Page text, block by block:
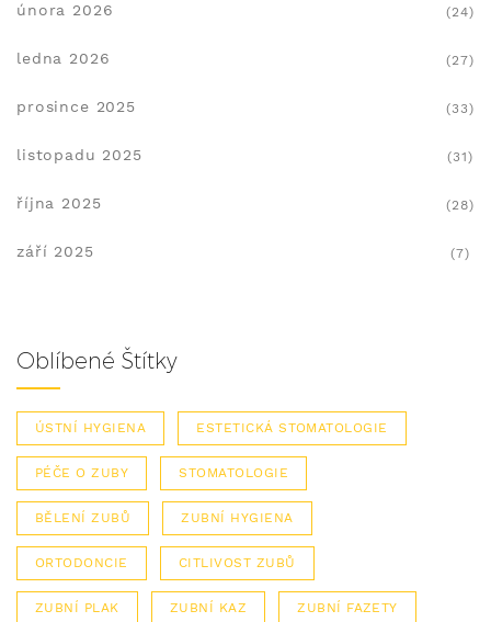
února 2026 (24)
ledna 2026 (27)
prosince 2025 (33)
listopadu 2025 (31)
října 2025 (28)
září 2025 (7)
Oblíbené Štítky
ÚSTNÍ HYGIENA ESTETICKÁ STOMATOLOGIE
PÉČE O ZUBY STOMATOLOGIE
BĚLENÍ ZUBŮ ZUBNÍ HYGIENA
ORTODONCIE CITLIVOST ZUBŮ
ZUBNÍ PLAK ZUBNÍ KAZ ZUBNÍ FAZETY